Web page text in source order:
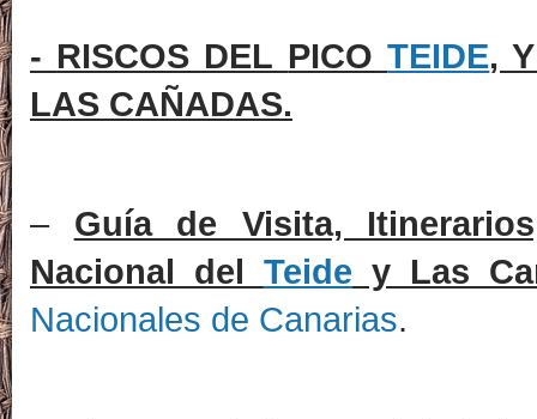
- RISCOS DEL PICOTEIDE,
LAS CAÑADAS.
– Guía de Visita,
Nacional del Teide y Las
Nacionales de Canarias.